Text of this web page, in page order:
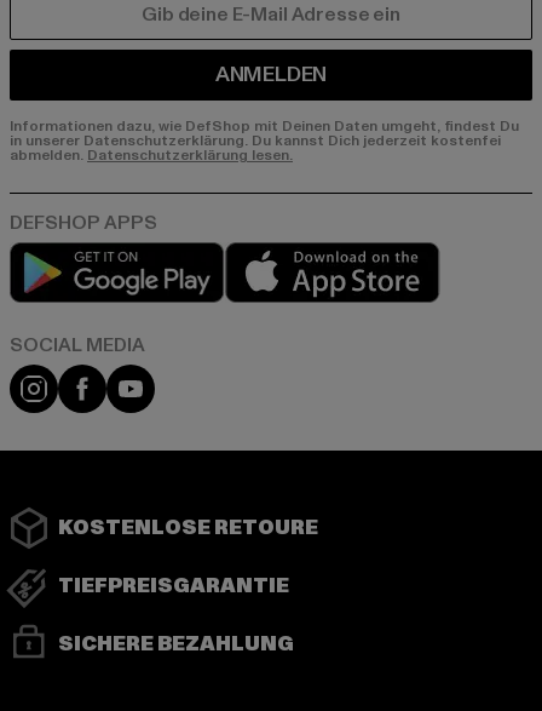
ANMELDEN
Informationen dazu, wie DefShop mit Deinen Daten umgeht, findest Du
in unserer Datenschutzerklärung. Du kannst Dich jederzeit kostenfei
abmelden. Datenschutzerklärung lesen.
Play market
Instagram
FacebookYouTube
KOSTENLOSE RETOURE
TIEFPREISGARANTIE
SICHERE BEZAHLUNG